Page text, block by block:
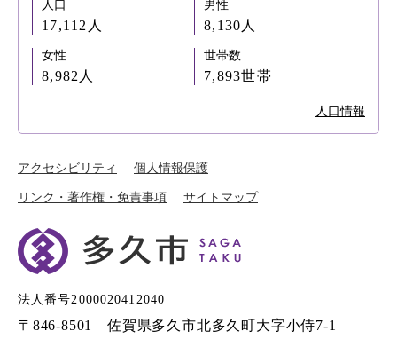
人口
17,112人
男性
8,130人
女性
8,982人
世帯数
7,893世帯
人口情報
アクセシビリティ 個人情報保護
リンク・著作権・免責事項 サイトマップ
法人番号2000020412040
〒846-8501 佐賀県多久市北多久町大字小侍7-1